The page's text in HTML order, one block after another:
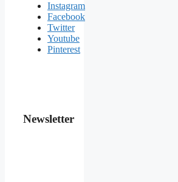
Instagram
Facebook
Twitter
Youtube
Pinterest
Newsletter